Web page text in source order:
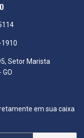
Setor Marista
GO
em sua caixa